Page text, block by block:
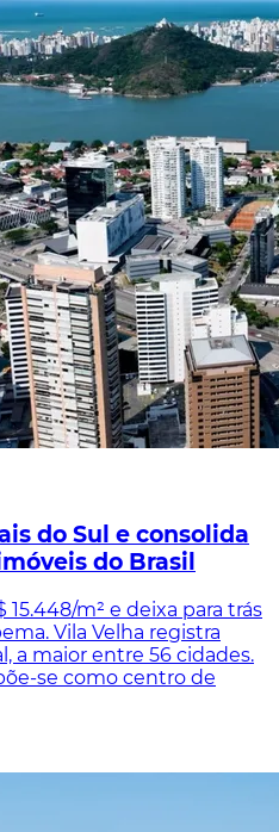
do Sul e consolida
do Brasil
m² e deixa para trás
Vila Velha registra
a maior entre 56 cidades.
se como centro de